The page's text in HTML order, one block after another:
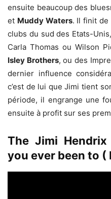
ensuite beaucoup des
et Muddy Waters. Il finit de
clubs du sud des Etats-
Carla Thomas ou Wilson
Isley Brothers, ou des
dernier influence
c’est de lui que Jimi tient
période, il engrange une
ensuite à profit sur ses
The Jimi Hendrix
you ever been to (